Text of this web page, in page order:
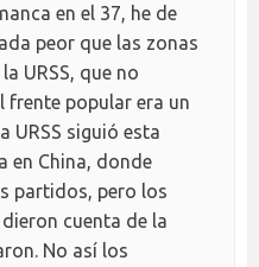
en el 37, he de
peor que las zonas
URSS, que no
frente popular era un
URSS siguió esta
en China, donde
partidos, pero los
cuenta de la
No así los